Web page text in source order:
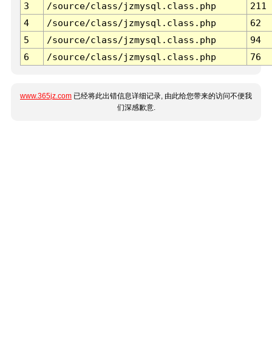
3 /source/class/jzmysql.class.php
211
4
/source/class/jzmysql.class.php
62
5
/source/class/jzmysql.class.php
94
6
/source/class/jzmysql.class.php 76
www.365jz.com 已经将此出错信息详细记录, 由此给您带来的访问不便我
们深感歉意.